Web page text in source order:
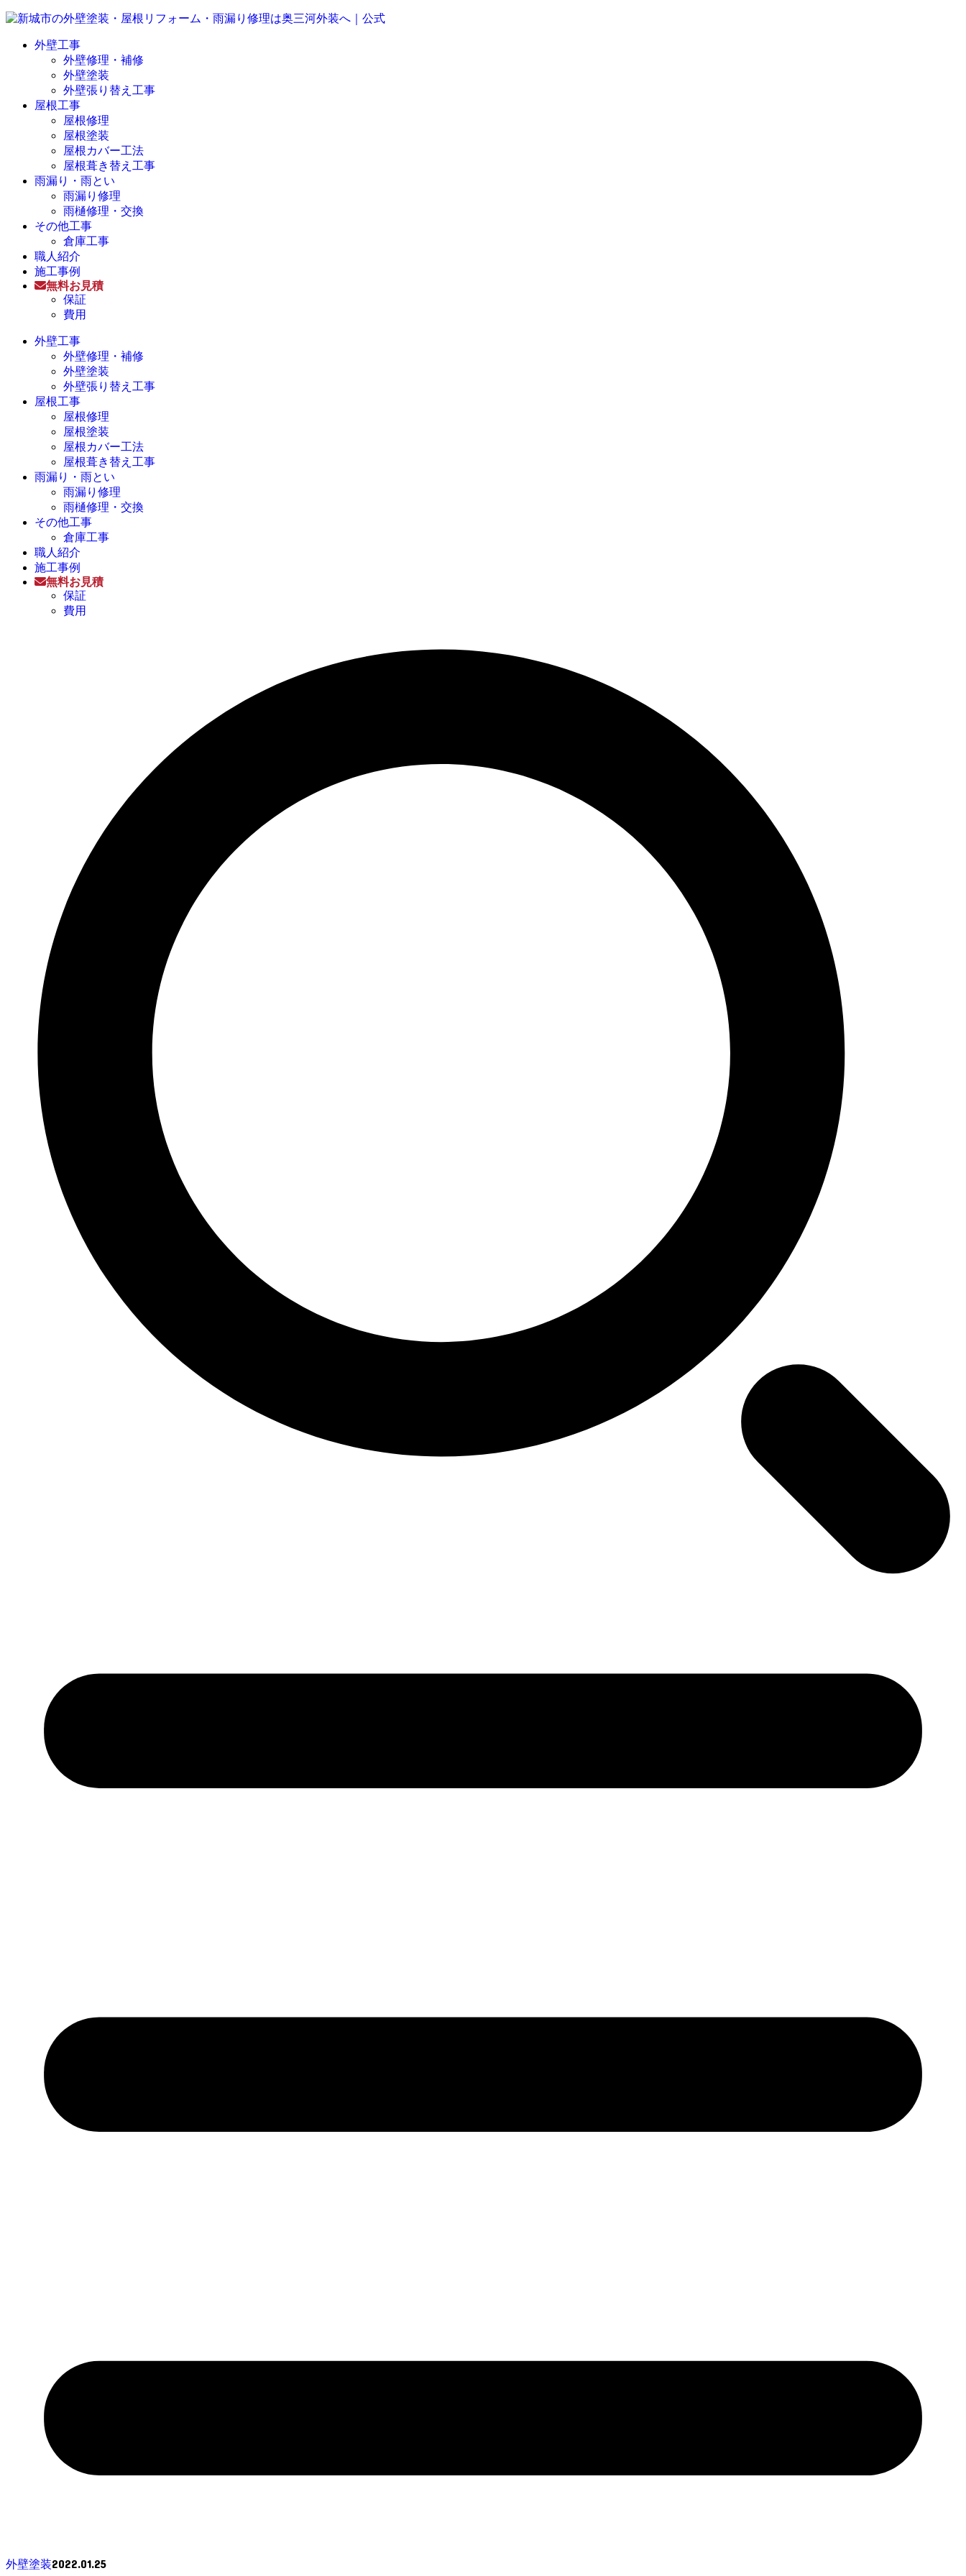
外壁工事
外壁修理・補修
外壁塗装
外壁張り替え工事
屋根工事
屋根修理
屋根塗装
屋根カバー工法
屋根葺き替え工事
雨漏り・雨とい
雨漏り修理
雨樋修理・交換
その他工事
倉庫工事
職人紹介
施工事例
無料お見積
保証
費用
外壁工事
外壁修理・補修
外壁塗装
外壁張り替え工事
屋根工事
屋根修理
屋根塗装
屋根カバー工法
屋根葺き替え工事
雨漏り・雨とい
雨漏り修理
雨樋修理・交換
その他工事
倉庫工事
職人紹介
施工事例
無料お見積
保証
費用
外壁塗装2022.01.25